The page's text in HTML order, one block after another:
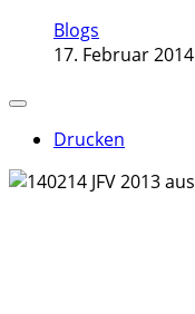
Blogs
17. Februar 2014
Drucken